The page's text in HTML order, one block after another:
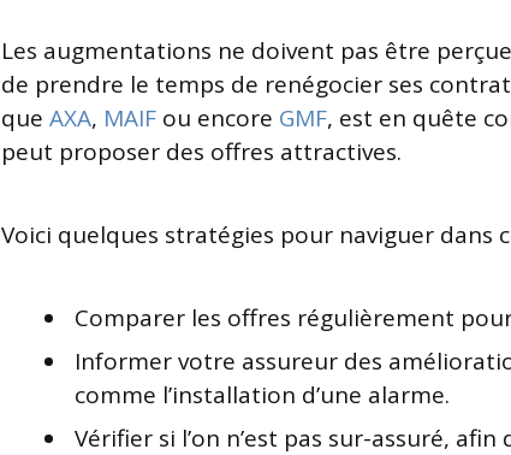
Les augmentations ne doivent pas être
de prendre le temps de renégocier ses
que AXA, MAIF ou encore GMF, est en quête
peut proposer des offres attractives.
Voici quelques stratégies pour naviguer dans
Comparer les offres régulièrement
Informer votre assureur des
comme l’installation d’une alarme.
Vérifier si l’on n’est pas sur-assuré, afin